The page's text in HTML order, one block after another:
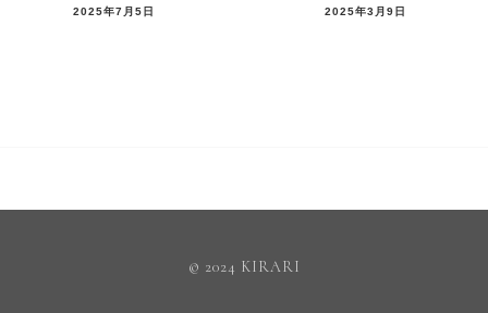
2025年7月5日 2025年3月9日
© 2024 KIRARI